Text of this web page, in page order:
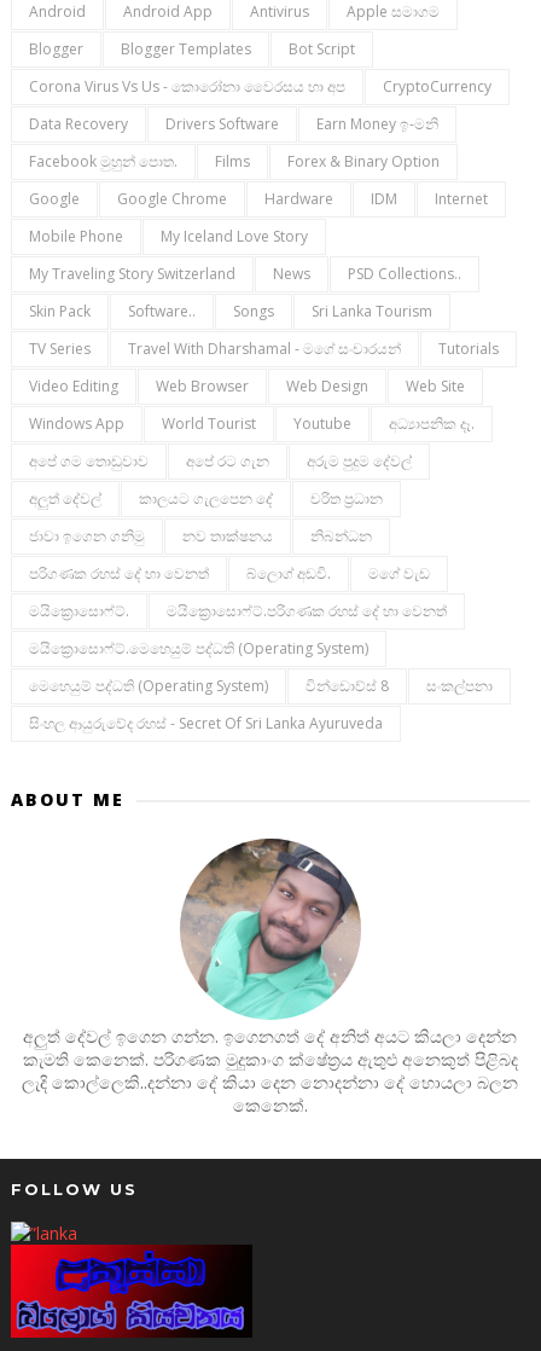
Android
Android App Antivirus
Apple සමාගම
Blogger
Blogger Templates
Bot Script
Corona Virus Vs Us - කොරෝනා වෛරසය හා අප
CryptoCurrency
Data Recovery
Drivers Software
Earn Money ඉ-මනි
Facebook මුහුන් පොත.
Films
Forex & Binary Option
Google
Google Chrome Hardware IDM
Internet
Mobile Phone
My Iceland Love Story
My Traveling Story Switzerland
News
PSD Collections..
Skin Pack
Software.. Songs
Sri Lanka Tourism
TV Series
Travel With Dharshamal - මගේ සංචාරයන්
Tutorials
Video Editing
Web Browser Web Design
Web Site
Windows App
World Tourist Youtube
අධ්‍යාපනික දෑ.
අපේ ගම තොඩුවාව
අපේ රට ගැන
අරුම පුදුම දේවල්
අලුත් දේවල්
කාලයට ගැලපෙන දේ
චරිත ප්‍රධාන
ජාවා ඉගෙන ගනිමු
නව තාක්ෂනය
නිබන්ධන
පරිගණක රහස් දේ හා වෙනත්
බ්ලොග් අඩවි.
මගේ වැඩ
මයික්‍රොසොෆ්ට්.
මයික්‍රොසොෆ්ට්.පරිගණක රහස් දේ හා වෙනත්
මයික්‍රොසොෆ්ට්.මෙහෙයුම් පද්ධති (operating System)
මෙහෙයුම් පද්ධති (operating System)
වින්ඩොව්ස් 8
සංකල්පනා
සිංහල ආයුරුවේද රහස් - Secret Of Sri Lanka Ayuruveda
ABOUT ME
අලුත් දේවල් ඉගෙන ගන්න. ඉගෙනගත් දේ අනිත් අයට කියලා දෙන්න
කැමති කෙනෙක්. පරිගණක මුදුකාංග ක්ෂේත්‍රය ඇතුළු අනෙකුත් පිළිබද
ලැදි කොල්ලෙකි..දන්නා දේ කියා දෙන නොදන්නා දේ හොයලා බලන
කෙනෙක්.
FOLLOW US